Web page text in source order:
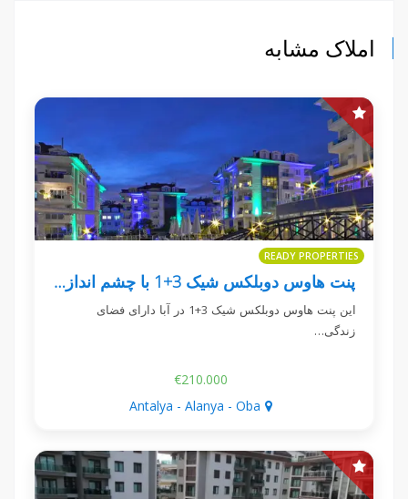
املاک مشابه
READY PROPERTIES
پنت هاوس دوبلکس شیک 3+1 با چشم انداز دریا در آبا
این پنت هاوس دوبلکس شیک 3+1 در آبا دارای فضای
زندگی…
€210.000
Antalya - Alanya - Oba